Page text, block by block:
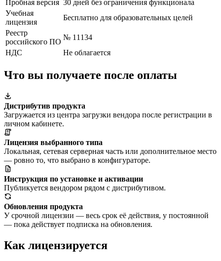
Пробная версия 30 дней без ограничения функционала
Учебная
лицензия
Бесплатно для образовательных целей
Реестр
российского ПО
№ 11134
НДС
Не облагается
Что вы получаете после оплаты
Дистрибутив продукта
Загружается из центра загрузки вендора после регистрации в
личном кабинете.
Лицензия выбранного типа
Локальная, сетевая серверная часть или дополнительное место
— ровно то, что выбрано в конфигураторе.
Инструкция по установке и активации
Публикуется вендором рядом с дистрибутивом.
Обновления продукта
У срочной лицензии — весь срок её действия, у постоянной
— пока действует подписка на обновления.
Как лицензируется